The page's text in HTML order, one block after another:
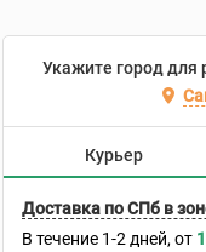
Укажите город для
Курьер
Доставка по СПб в
В течение 1-2 дней